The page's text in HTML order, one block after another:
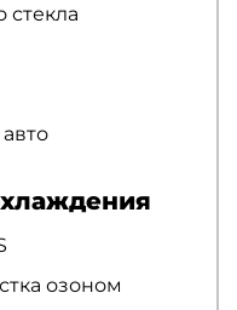
стекла
озоном